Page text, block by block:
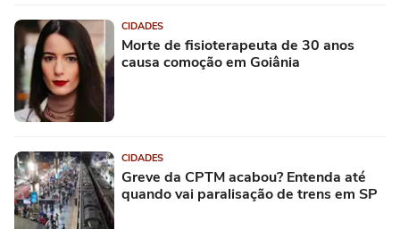
CIDADES
Morte de fisioterapeuta de 30 anos
causa comoção em Goiânia
CIDADES
Greve da CPTM acabou? Entenda até
quando vai paralisação de trens em SP